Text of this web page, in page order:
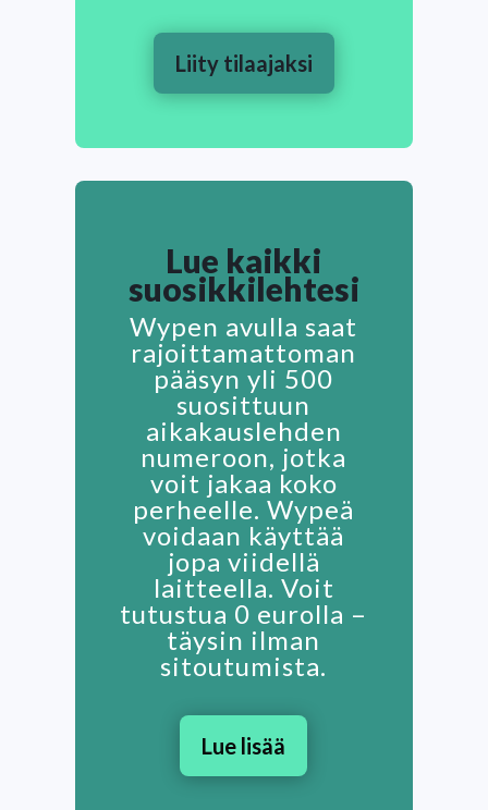
Liity tilaajaksi
Lue kaikki
suosikkilehtesi
Wypen avulla saat
rajoittamattoman
pääsyn yli 500
suosittuun
aikakauslehden
numeroon, jotka
voit jakaa koko
perheelle. Wypeä
voidaan käyttää
jopa viidellä
laitteella. Voit
tutustua 0 eurolla –
täysin ilman
sitoutumista.
Lue lisää